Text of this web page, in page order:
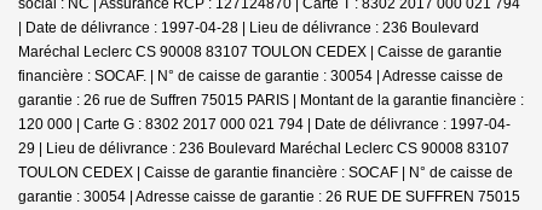
social : NC | Assurance RCP : 127124870 | Carte T : 8302 2017 000 021 794
| Date de délivrance : 1997-04-28 | Lieu de délivrance : 236 Boulevard
Maréchal Leclerc CS 90008 83107 TOULON CEDEX | Caisse de garantie
financière : SOCAF. | N° de caisse de garantie : 30054 | Adresse caisse de
garantie : 26 rue de Suffren 75015 PARIS | Montant de la garantie financière :
120 000 | Carte G : 8302 2017 000 021 794 | Date de délivrance : 1997-04-
29 | Lieu de délivrance : 236 Boulevard Maréchal Leclerc CS 90008 83107
TOULON CEDEX | Caisse de garantie financière : SOCAF | N° de caisse de
garantie : 30054 | Adresse caisse de garantie : 26 RUE DE SUFFREN 75015